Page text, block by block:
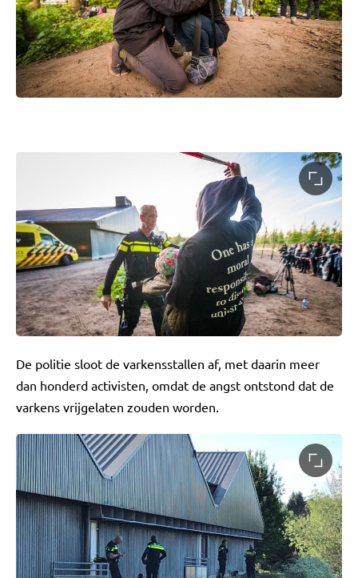
De politie sloot de varkensstallen af, met daarin meer
dan honderd activisten, omdat de angst ontstond dat de
varkens vrijgelaten zouden worden.